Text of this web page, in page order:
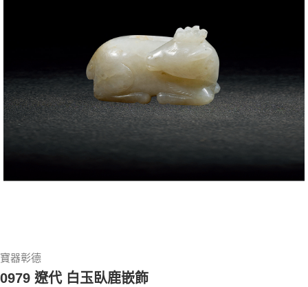
寶器彰德
0979 遼代 白玉臥鹿嵌飾